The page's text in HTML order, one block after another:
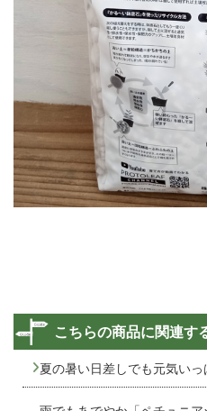
こちらの商品に関連す
夏の暑い日差しでも元気いっ